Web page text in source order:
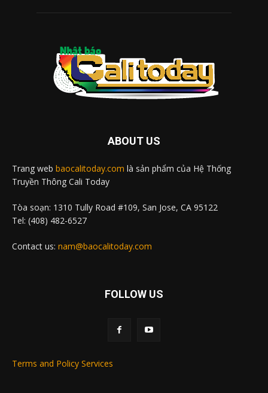
ABOUT US
Trang web baocalitoday.com là sản phẩm của Hệ Thống
Truyền Thông Cali Today
Tòa soạn: 1310 Tully Road #109, San Jose, CA 95122
Tel: (408) 482-6527
Contact us: nam@baocalitoday.com
FOLLOW US
Terms and Policy Services